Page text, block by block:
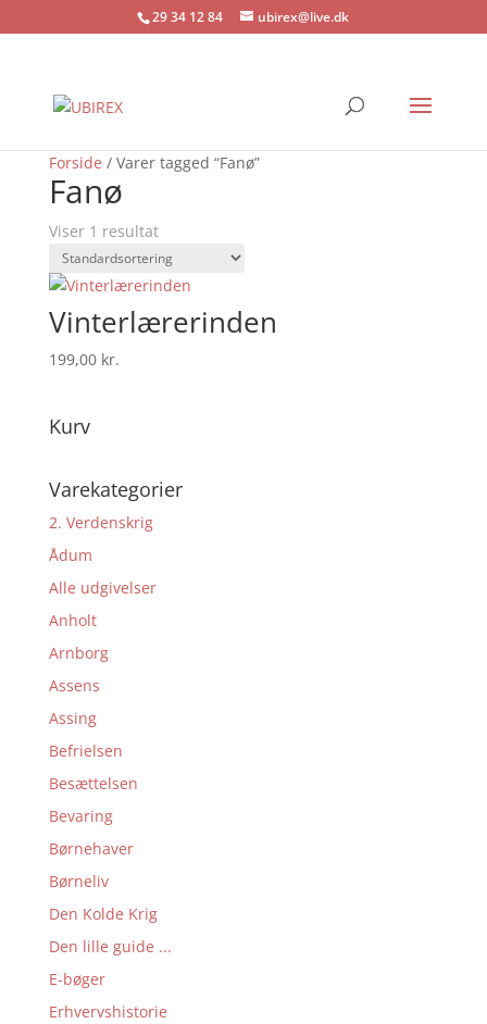
29 34 12 84 ubirex@live.dk
Forside / Varer tagged “Fanø”
Fanø
Viser 1 resultat
Vinterlærerinden
199,00 kr.
Kurv
Varekategorier
2. Verdenskrig
Ådum
Alle udgivelser
Anholt
Arnborg
Assens
Assing
Befrielsen
Besættelsen
Bevaring
Børnehaver
Børneliv
Den Kolde Krig
Den lille guide ...
E-bøger
Erhvervshistorie